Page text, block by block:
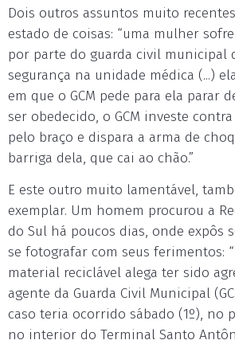
Dois outros assuntos muito
estado de coisas: “uma mulher
por parte do guarda civil municipal
segurança na unidade médica (...)
em que o GCM pede para ela parar
ser obedecido, o GCM investe
pelo braço e dispara a arma de
barriga dela, que cai ao chão.”
E este outro muito lamentável,
exemplar. Um homem procurou a
do Sul há poucos dias, onde expôs
se fotografar com seus ferimentos:
material reciclável alega ter sido
agente da Guarda Civil Municipal
caso teria ocorrido sábado (1º), no
no interior do Terminal Santo